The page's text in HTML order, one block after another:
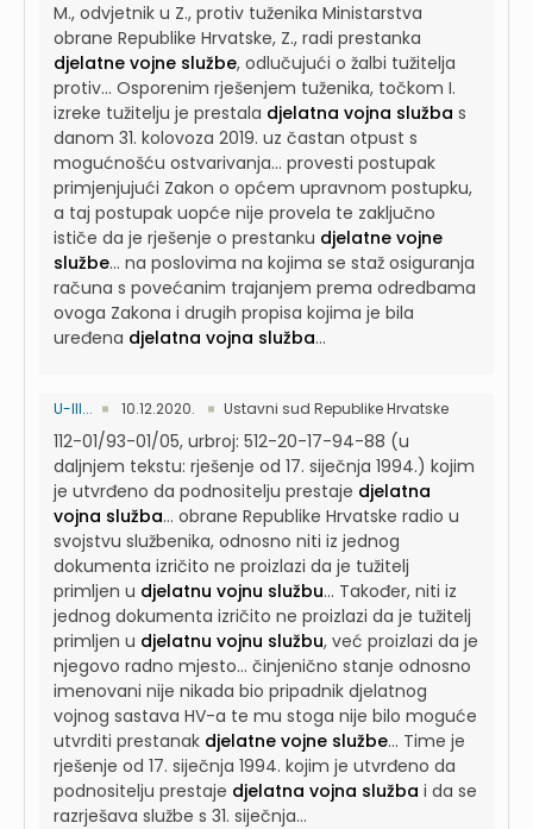
M., odvjetnik u Z., protiv tuženika Ministarstva
obrane Republike Hrvatske, Z., radi prestanka
djelatne vojne službe, odlučujući o žalbi tužitelja
protiv... Osporenim rješenjem tuženika, točkom I.
izreke tužitelju je prestala djelatna vojna služba s
danom 31. kolovoza 2019. uz častan otpust s
mogućnošću ostvarivanja... provesti postupak
primjenjujući Zakon o općem upravnom postupku,
a taj postupak uopće nije provela te zaključno
ističe da je rješenje o prestanku djelatne vojne
službe... na poslovima na kojima se staž osiguranja
računa s povećanim trajanjem prema odredbama
ovoga Zakona i drugih propisa kojima je bila
uređena djelatna vojna služba...
U-III... 10.12.2020. Ustavni sud Republike Hrvatske
112-01/93-01/05, urbroj: 512-20-17-94-88 (u
daljnjem tekstu: rješenje od 17. siječnja 1994.) kojim
je utvrđeno da podnositelju prestaje djelatna
vojna služba... obrane Republike Hrvatske radio u
svojstvu službenika, odnosno niti iz jednog
dokumenta izričito ne proizlazi da je tužitelj
primljen u djelatnu vojnu službu... Također, niti iz
jednog dokumenta izričito ne proizlazi da je tužitelj
primljen u djelatnu vojnu službu, već proizlazi da je
njegovo radno mjesto... činjenično stanje odnosno
imenovani nije nikada bio pripadnik djelatnog
vojnog sastava HV-a te mu stoga nije bilo moguće
utvrditi prestanak djelatne vojne službe... Time je
rješenje od 17. siječnja 1994. kojim je utvrđeno da
podnositelju prestaje djelatna vojna služba i da se
razrješava službe s 31. siječnja...